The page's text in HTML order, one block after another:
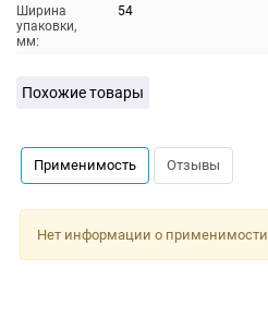
Ширина
упаковки,
мм:
54
Похожие товары
Применимость Отзывы
Нет информации о применимости